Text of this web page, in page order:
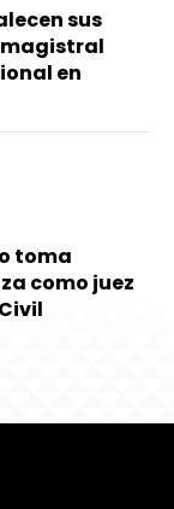
sus
magistral
en
toma
como juez